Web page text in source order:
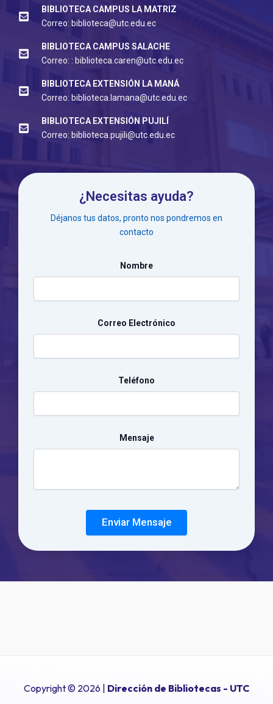
s
BIBLIOTECA CAMPUS LA MATRIZ
Correo: biblioteca@utc.edu.ec
BIBLIOTECA CAMPUS SALACHE
Correo: : biblioteca.caren@utc.edu.ec
BIBLIOTECA EXTENSIÓN LA MANÁ
Correo: biblioteca.lamana@utc.edu.ec
BIBLIOTECA EXTENSIÓN PUJILÍ
Correo: biblioteca.pujili@utc.edu.ec
¿Necesitas ayuda?
Déjanos tus datos, pronto nos pondremos en
contacto
Nombre
Correo Electrónico
Teléfono
Mensaje
Enviar Mensaje
Copyright © 2026 | Dirección de Bibliotecas - UTC